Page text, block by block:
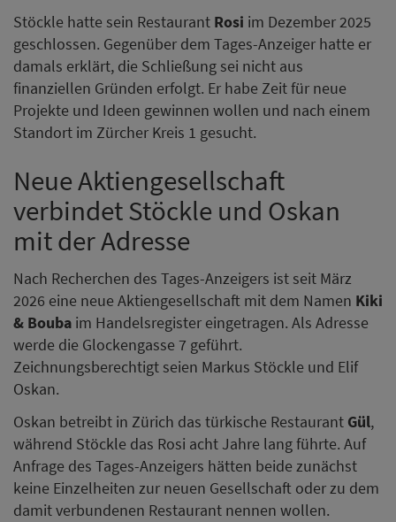
Stöckle hatte sein Restaurant Rosi im Dezember 2025
geschlossen. Gegenüber dem Tages-Anzeiger hatte er
damals erklärt, die Schließung sei nicht aus
finanziellen Gründen erfolgt. Er habe Zeit für neue
Projekte und Ideen gewinnen wollen und nach einem
Standort im Zürcher Kreis 1 gesucht.
Neue Aktiengesellschaft
verbindet Stöckle und Oskan
mit der Adresse
Nach Recherchen des Tages-Anzeigers ist seit März
2026 eine neue Aktiengesellschaft mit dem Namen Kiki
& Bouba im Handelsregister eingetragen. Als Adresse
werde die Glockengasse 7 geführt.
Zeichnungsberechtigt seien Markus Stöckle und Elif
Oskan.
Oskan betreibt in Zürich das türkische Restaurant Gül,
während Stöckle das Rosi acht Jahre lang führte. Auf
Anfrage des Tages-Anzeigers hätten beide zunächst
keine Einzelheiten zur neuen Gesellschaft oder zu dem
damit verbundenen Restaurant nennen wollen.